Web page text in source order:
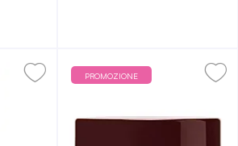
PROMOZIONE